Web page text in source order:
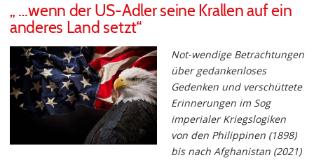
„ …wenn der US-Adler seine Krallen auf ein
anderes Land setzt“
Not-wendige Betrachtungen
über gedankenloses
Gedenken und verschüttete
Erinnerungen im Sog
imperialer Kriegslogiken
von den Philippinen (1898)
bis nach Afghanistan (2021)